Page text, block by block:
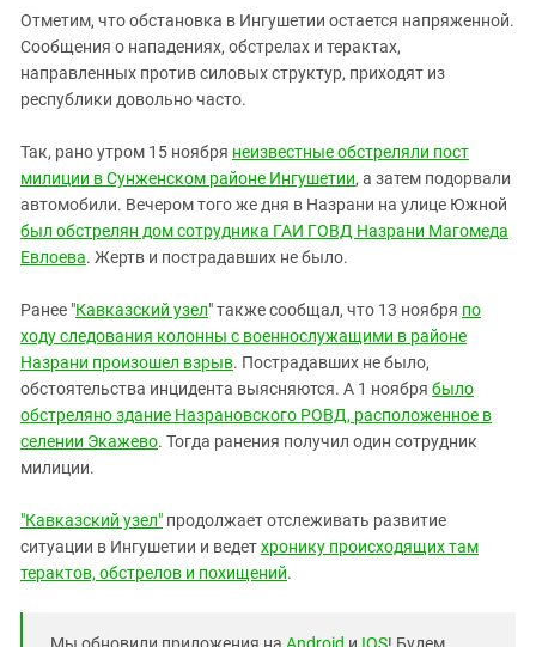
Отметим, что обстановка в Ингушетии остается напряженной.
Сообщения о нападениях, обстрелах и терактах,
направленных против силовых структур, приходят из
республики довольно часто.
Так, рано утром 15 ноября неизвестные обстреляли пост
милиции в Сунженском районе Ингушетии, а затем подорвали
автомобили. Вечером того же дня в Назрани на улице Южной
был обстрелян дом сотрудника ГАИ ГОВД Назрани Магомеда
Евлоева. Жертв и пострадавших не было.
Ранее "Кавказский узел" также сообщал, что 13 ноября по
ходу следования колонны с военнослужащими в районе
Назрани произошел взрыв. Пострадавших не было,
обстоятельства инцидента выясняются. А 1 ноября было
обстреляно здание Назрановского РОВД, расположенное в
селении Экажево. Тогда ранения получил один сотрудник
милиции.
"Кавказский узел" продолжает отслеживать развитие
ситуации в Ингушетии и ведетхронику происходящих там
терактов, обстрелов и похищений.